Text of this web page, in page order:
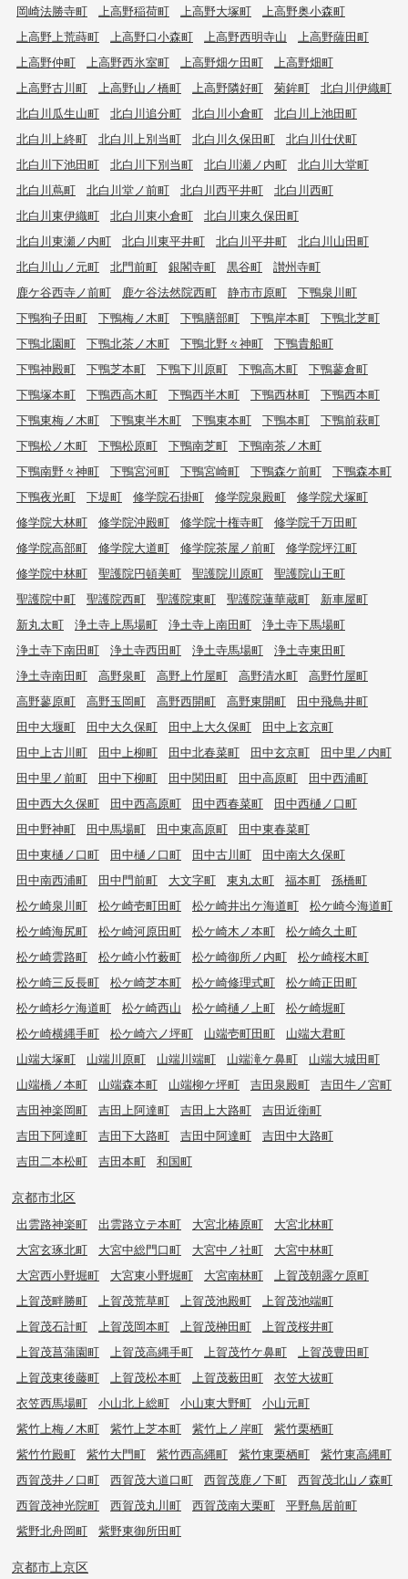
岡崎法勝寺町 上高野稲荷町 上高野大塚町
上高野奥小森町
上高野上荒蒔町
上高野口小森町 上高野西明寺山
上高野薩田町
上高野仲町
上高野西氷室町 上高野畑ケ田町
上高野畑町
上高野古川町
上高野山ノ橋町 上高野隣好町 菊鉾町
北白川伊織町
北白川瓜生山町
北白川追分町 北白川小倉町
北白川上池田町
北白川上終町
北白川上別当町 北白川久保田町
北白川仕伏町
北白川下池田町
北白川下別当町 北白川瀬ノ内町
北白川大堂町
北白川蔦町
北白川堂ノ前町 北白川西平井町
北白川西町
北白川東伊織町
北白川東小倉町
北白川東久保田町
北白川東瀬ノ内町
北白川東平井町 北白川平井町
北白川山田町
北白川山ノ元町
北門前町 銀閣寺町 黒谷町
讃州寺町
鹿ケ谷西寺ノ前町
鹿ケ谷法然院西町 静市市原町
下鴨泉川町
下鴨狗子田町
下鴨梅ノ木町 下鴨膳部町 下鴨岸本町
下鴨北芝町
下鴨北園町
下鴨北茶ノ木町 下鴨北野々神町
下鴨貴船町
下鴨神殿町
下鴨芝本町 下鴨下川原町 下鴨高木町
下鴨蓼倉町
下鴨塚本町
下鴨西高木町 下鴨西半木町 下鴨西林町
下鴨西本町
下鴨東梅ノ木町
下鴨東半木町 下鴨東本町 下鴨本町
下鴨前萩町
下鴨松ノ木町
下鴨松原町 下鴨南芝町
下鴨南茶ノ木町
下鴨南野々神町
下鴨宮河町 下鴨宮崎町 下鴨森ケ前町
下鴨森本町
下鴨夜光町
下堤町 修学院石掛町 修学院泉殿町
修学院犬塚町
修学院大林町
修学院沖殿町 修学院十権寺町
修学院千万田町
修学院高部町
修学院大道町 修学院茶屋ノ前町
修学院坪江町
修学院中林町
聖護院円頓美町 聖護院川原町
聖護院山王町
聖護院中町
聖護院西町 聖護院東町 聖護院蓮華蔵町
新車屋町
新丸太町
浄土寺上馬場町 浄土寺上南田町
浄土寺下馬場町
浄土寺下南田町
浄土寺西田町 浄土寺馬場町
浄土寺東田町
浄土寺南田町
高野泉町 高野上竹屋町 高野清水町
高野竹屋町
高野蓼原町
高野玉岡町 高野西開町 高野東開町
田中飛鳥井町
田中大堰町
田中大久保町 田中上大久保町
田中上玄京町
田中上古川町
田中上柳町 田中北春菜町 田中玄京町
田中里ノ内町
田中里ノ前町
田中下柳町 田中関田町 田中高原町
田中西浦町
田中西大久保町
田中西高原町 田中西春菜町
田中西樋ノ口町
田中野神町
田中馬場町 田中東高原町
田中東春菜町
田中東樋ノ口町
田中樋ノ口町 田中古川町
田中南大久保町
田中南西浦町
田中門前町 大文字町 東丸太町 福本町
孫橋町
松ケ崎泉川町
松ケ崎壱町田町 松ケ崎井出ケ海道町
松ケ崎今海道町
松ケ崎海尻町
松ケ崎河原田町 松ケ崎木ノ本町
松ケ崎久土町
松ケ崎雲路町
松ケ崎小竹薮町 松ケ崎御所ノ内町
松ケ崎桜木町
松ケ崎三反長町
松ケ崎芝本町 松ケ崎修理式町
松ケ崎正田町
松ケ崎杉ケ海道町
松ケ崎西山 松ケ崎樋ノ上町
松ケ崎堀町
松ケ崎横縄手町
松ケ崎六ノ坪町 山端壱町田町
山端大君町
山端大塚町
山端川原町 山端川端町 山端滝ケ鼻町
山端大城田町
山端橋ノ本町
山端森本町 山端柳ケ坪町 吉田泉殿町
吉田牛ノ宮町
吉田神楽岡町
吉田上阿達町 吉田上大路町
吉田近衛町
吉田下阿達町
吉田下大路町 吉田中阿達町
吉田中大路町
吉田二本松町
吉田本町 和国町
京都市北区
出雲路神楽町 出雲路立テ本町 大宮北椿原町
大宮北林町
大宮玄琢北町
大宮中総門口町 大宮中ノ社町
大宮中林町
大宮西小野堀町
大宮東小野堀町 大宮南林町
上賀茂朝露ケ原町
上賀茂畔勝町
上賀茂荒草町 上賀茂池殿町
上賀茂池端町
上賀茂石計町
上賀茂岡本町 上賀茂榊田町
上賀茂桜井町
上賀茂菖蒲園町
上賀茂高縄手町 上賀茂竹ケ鼻町
上賀茂豊田町
上賀茂東後藤町
上賀茂松本町 上賀茂薮田町
衣笠大祓町
衣笠西馬場町
小山北上総町 小山東大野町
小山元町
紫竹上梅ノ木町
紫竹上芝本町 紫竹上ノ岸町
紫竹栗栖町
紫竹竹殿町
紫竹大門町 紫竹西高縄町 紫竹東栗栖町
紫竹東高縄町
西賀茂井ノ口町
西賀茂大道口町 西賀茂鹿ノ下町
西賀茂北山ノ森町
西賀茂神光院町
西賀茂丸川町 西賀茂南大栗町
平野鳥居前町
紫野北舟岡町
紫野東御所田町
京都市上京区